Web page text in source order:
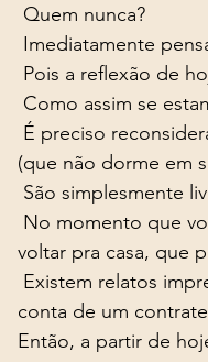
Quem nunca?
Imediatamente
Pois a reflexão de
Como assim se
(que não dorme em
São simplesmente
voltar pra casa, que
conta de um
Então, a partir de